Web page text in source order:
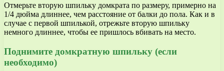
Отмерьте вторую шпильку домкрата по размеру, примерно на
1/4 дюйма длиннее, чем расстояние от балки до пола. Как и в
случае с первой шпилькой, отрежьте вторую шпильку
немного длиннее, чтобы ее пришлось вбивать на место.
Поднимите домкратную шпильку (если
необходимо)